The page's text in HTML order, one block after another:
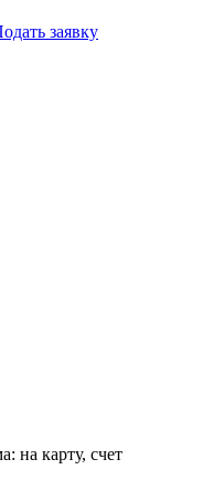
заявку
на карту, счет